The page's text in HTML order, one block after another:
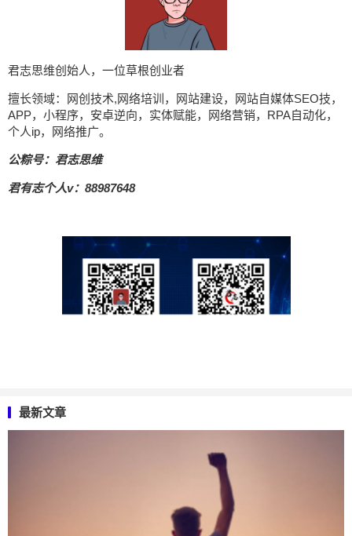
君志思维创始人，一位草根创业者
擅长领域：网创技术,网络培训，网站建设，网站自媒体SEO技，
APP，小程序，安卓逆向，实体赋能，网络营销，RPA自动化，
个人ip，网络推广。
公粽号：君志思维
君有志个人v：88987648
最新文章